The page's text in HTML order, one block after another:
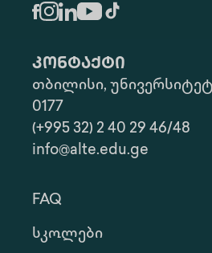
კონტაქტი
თბილისი,
0177
(+995 32) 2 40 29 46/48
info@alte.edu.ge
FAQ
Სკოლები